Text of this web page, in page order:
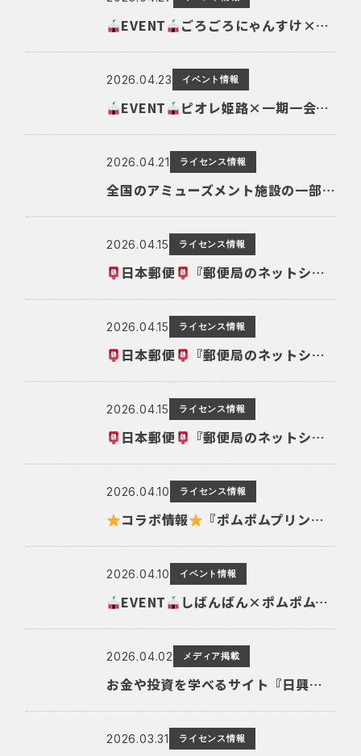
EVENT ごろごろにゃんすけ×エミル高槻 開催!
2026.04.23 イベント情報
EVENT ピオレ姫路×一期一会コラボ
2026.04.21 ライセンス情報
全国のアミューズメント施設の一部取扱店舗にてしばんばんのへそ天ポーズクッションが登場
2026.04.15 ライセンス情報
日本郵便 『郵便局のネットショップ』に『しばんばん』オリジナルグッズ登場
2026.04.15 ライセンス情報
日本郵便 『郵便局のネットショップ』に一期一会 「恋」オリジナルグッズ登場
2026.04.15 ライセンス情報
日本郵便 『郵便局のネットショップ』に一期一会 「友」オリジナルグッズ登場
2026.04.10 ライセンス情報
コラボ情報 『ポムポムプリン×しばんばん』周年コラボアイテムが新登場
2026.04.10 イベント情報
EVENT しばんばん×ポムポムプリン POP UP SHOP in なんばマルイ 開催！
2026.04.02 メディア掲載
お金や投資を学べるサイト『日興フロッギー』にてTomo.Nがぴよこ豆のイラストを描き下ろしました
2026.03.31 ライセンス情報